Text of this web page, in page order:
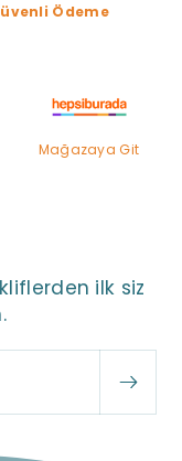
Ödeme
Mağazaya Git
ilk siz